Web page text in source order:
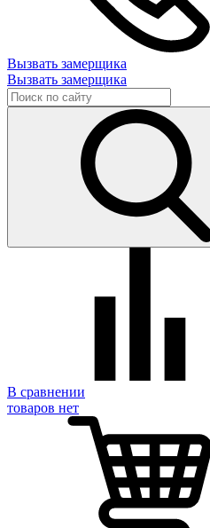
Вызвать замерщика
Вызвать замерщика
В сравнении
товаров нет